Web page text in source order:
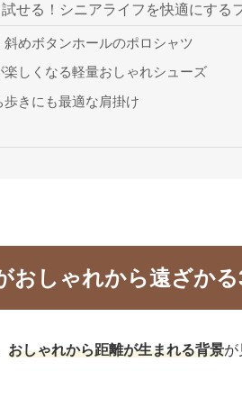
試せる！シニアライフを快適にする
めボタンホールのポロシャツ
しくなる軽量おしゃれシューズ
きにも最適な肩掛け
おしゃれから遠ざか
おしゃれから距離が生まれる背景が